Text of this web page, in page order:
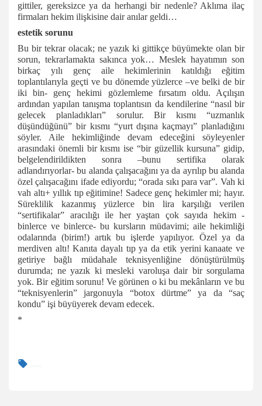
gittiler, gereksizce ya da herhangi bir nedenle? Aklıma ilaç
firmaları hekim ilişkisine dair anılar geldi…
estetik sorunu
Bu bir tekrar olacak; ne yazık ki gittikçe büyümekte olan bir
sorun, tekrarlamakta sakınca yok… Meslek hayatımın son
birkaç yılı genç aile hekimlerinin katıldığı eğitim
toplantılarıyla geçti ve bu dönemde yüzlerce –ve belki de bir
iki bin- genç hekimi gözlemleme fırsatım oldu. Açılışın
ardından yapılan tanışma toplantısın da kendilerine “nasıl bir
gelecek planladıkları” sorulur. Bir kısmı “uzmanlık
düşündüğünü” bir kısmı “yurt dışına kaçmayı” planladığını
söyler. Aile hekimliğinde devam edeceğini söyleyenler
arasındaki önemli bir kısmı ise “bir güzellik kursuna” gidip,
belgelendirildikten sonra –bunu sertifika olarak
adlandırıyorlar- bu alanda çalışacağını ya da ayrılıp bu alanda
özel çalışacağını ifade ediyordu; “orada sıkı para var”. Vah ki
vah altı+ yıllık tıp eğitimine! Sadece genç hekimler mi; hayır.
Süreklilik kazanmış yüzlerce bin lira karşılığı verilen
“sertifikalar” aracılığı ile her yaştan çok sayıda hekim -
binlerce ve binlerce- bu kursların müdavimi; aile hekimliği
odalarında (birim!) artık bu işlerde yapılıyor. Özel ya da
merdiven altı! Kanıta dayalı tıp ya da etik yerini kanaate ve
getiriye bağlı müdahale teknisyenliğine dönüştürülmüş
durumda; ne yazık ki mesleki varoluşa dair bir sorgulama
yok. Bir eğitim sorunu! Ve görünen o ki bu mekânların ve bu
“teknisyenlerin” jargonuyla “botox dürtme” ya da “saç
kondu” işi büyüyerek devam edecek.
*